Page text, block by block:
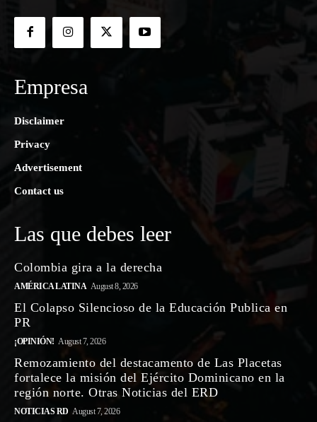
Empresa
Disclaimer
Privacy
Advertisement
Contact us
Las que debes leer
Colombia gira a la derecha
AMÉRICA LATINA August 8, 2026
El Colapso Silencioso de la Educación Publica en
PR
¡OPINIÓN! August 7, 2026
Remozamiento del destacamento de Las Placetas
fortalece la misión del Ejército Dominicano en la
región norte. Otras Noticias del ERD
NOTICIAS RD August 7, 2026